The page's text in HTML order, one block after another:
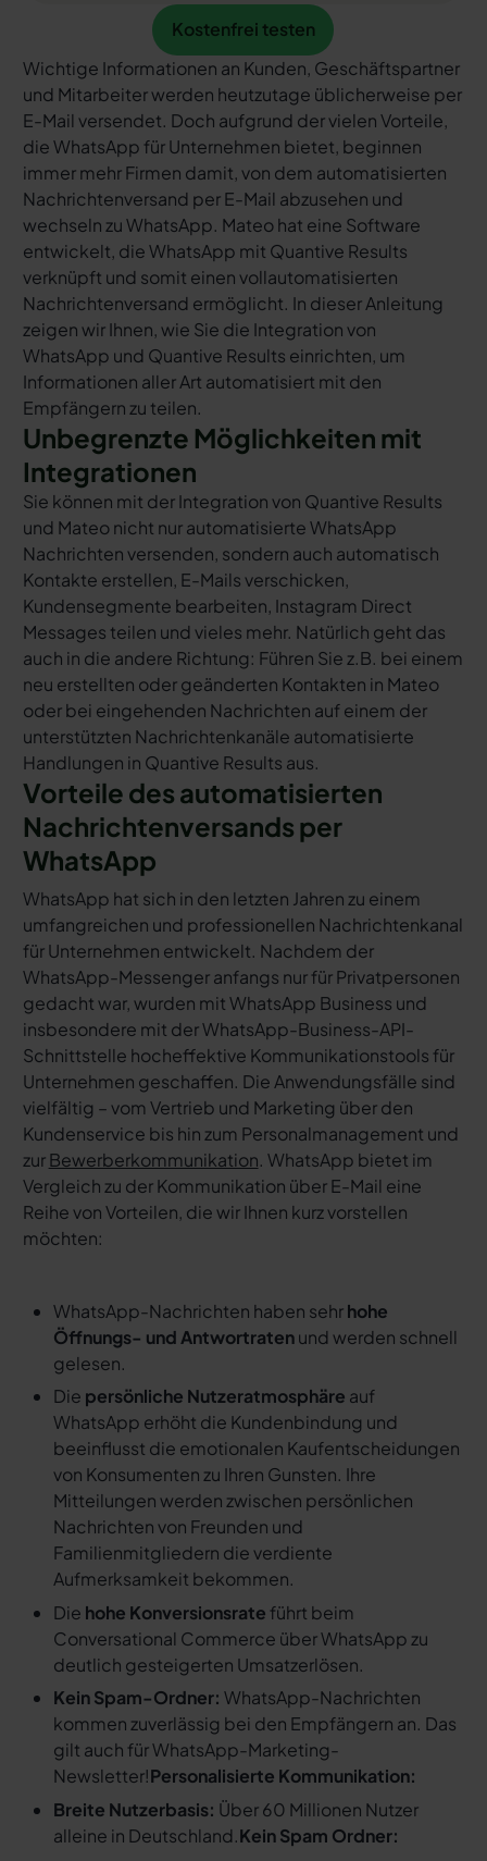
Kostenfrei testen
Kostenfrei testen
Wichtige Informationen an Kunden, Geschäftspartner
und Mitarbeiter werden heutzutage üblicherweise per
E-Mail versendet. Doch aufgrund der vielen Vorteile,
die WhatsApp für Unternehmen bietet, beginnen
immer mehr Firmen damit, von dem automatisierten
Nachrichtenversand per E-Mail abzusehen und
wechseln zu WhatsApp. Mateo hat eine Software
entwickelt, die WhatsApp mit Quantive Results
verknüpft und somit einen vollautomatisierten
Nachrichtenversand ermöglicht. In dieser Anleitung
zeigen wir Ihnen, wie Sie die Integration von
WhatsApp und Quantive Results einrichten, um
Informationen aller Art automatisiert mit den
Empfängern zu teilen.
Unbegrenzte Möglichkeiten mit
Integrationen
Sie können mit der Integration von Quantive Results
und Mateo nicht nur automatisierte WhatsApp
Nachrichten versenden, sondern auch automatisch
Kontakte erstellen, E-Mails verschicken,
Kundensegmente bearbeiten, Instagram Direct
Messages teilen und vieles mehr. Natürlich geht das
auch in die andere Richtung: Führen Sie z.B. bei einem
neu erstellten oder geänderten Kontakten in Mateo
oder bei eingehenden Nachrichten auf einem der
unterstützten Nachrichtenkanäle automatisierte
Handlungen in Quantive Results aus.
Vorteile des automatisierten
Nachrichtenversands per
WhatsApp
WhatsApp hat sich in den letzten Jahren zu einem
umfangreichen und professionellen Nachrichtenkanal
für Unternehmen entwickelt. Nachdem der
WhatsApp-Messenger anfangs nur für Privatpersonen
gedacht war, wurden mit WhatsApp Business und
insbesondere mit der WhatsApp-Business-API-
Schnittstelle hocheffektive Kommunikationstools für
Unternehmen geschaffen. Die Anwendungsfälle sind
vielfältig – vom Vertrieb und Marketing über den
Kundenservice bis hin zum Personalmanagement und
zurBewerberkommunikation. WhatsApp bietet im
Vergleich zu der Kommunikation über E-Mail eine
Reihe von Vorteilen, die wir Ihnen kurz vorstellen
möchten:
WhatsApp-Nachrichten haben sehrhohe
Öffnungs- und Antwortratenund werden schnell
gelesen.
Die persönliche Nutzeratmosphäre auf
WhatsApp erhöht die Kundenbindung und
beeinflusst die emotionalen Kaufentscheidungen
von Konsumenten zu Ihren Gunsten. Ihre
Mitteilungen werden zwischen persönlichen
Nachrichten von Freunden und
Familienmitgliedern die verdiente
Aufmerksamkeit bekommen.
Die hohe Konversionsrate führt beim
Conversational Commerce über WhatsApp zu
deutlich gesteigerten Umsatzerlösen.
Kein Spam-Ordner: WhatsApp-Nachrichten
kommen zuverlässig bei den Empfängern an. Das
gilt auch für WhatsApp-Marketing-
Newsletter!Personalisierte Kommunikation:
Breite Nutzerbasis: Über 60 Millionen Nutzer
alleine in Deutschland.Kein Spam Ordner: